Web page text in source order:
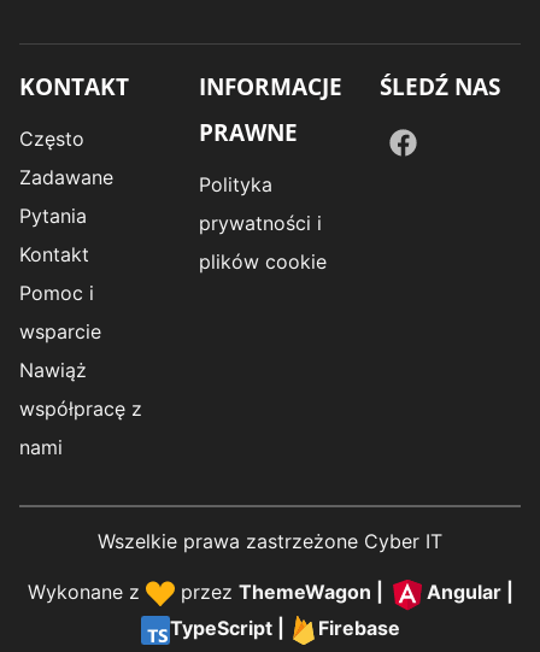
KONTAKT
Często
Zadawane
Pytania
Kontakt
Pomoc i
wsparcie
Nawiąż
współpracę z
nami
INFORMACJE
PRAWNE
Polityka
prywatności i
plików cookie
ŚLEDŹ NAS
Wszelkie prawa zastrzeżone Cyber IT
Wykonane z przez ThemeWagon Angular|
TypeScript| Firebase